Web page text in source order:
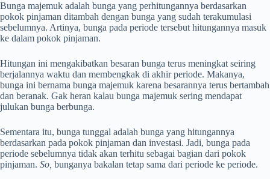
Bunga majemuk adalah bunga yang perhitungannya berdasarkan
pokok pinjaman ditambah dengan bunga yang sudah terakumulasi
sebelumnya. Artinya, bunga pada periode tersebut hitungannya masuk
ke dalam pokok pinjaman.
Hitungan ini mengakibatkan besaran bunga terus meningkat seiring
berjalannya waktu dan membengkak di akhir periode. Makanya,
bunga ini bernama bunga majemuk karena besarannya terus bertambah
dan beranak. Gak heran kalau bunga majemuk sering mendapat
julukan bunga berbunga.
Sementara itu, bunga tunggal adalah bunga yang hitungannya
berdasarkan pada pokok pinjaman dan investasi. Jadi, bunga pada
periode sebelumnya tidak akan terhitu sebagai bagian dari pokok
pinjaman. So, bunganya bakalan tetap sama dari periode ke periode.